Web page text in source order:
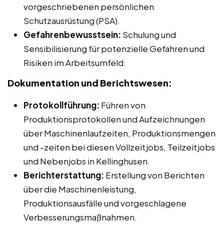
vorgeschriebenen persönlichen
Schutzausrüstung (PSA).
Gefahrenbewusstsein: Schulung und
Sensibilisierung für potenzielle Gefahren und
Risiken im Arbeitsumfeld.
Dokumentation und Berichtswesen:
Protokollführung: Führen von
Produktionsprotokollen und Aufzeichnungen
über Maschinenlaufzeiten, Produktionsmengen
und -zeiten bei diesen Vollzeitjobs, Teilzeitjobs
und Nebenjobs in Kellinghusen.
Berichterstattung: Erstellung von Berichten
über die Maschinenleistung,
Produktionsausfälle und vorgeschlagene
Verbesserungsmaßnahmen.